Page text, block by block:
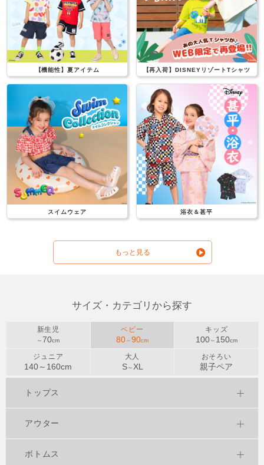
【機能性】夏アイテム 【再入荷】DISNEYリゾートTシャツ
スイムウェア 浴衣＆甚平
もっと見る
サイズ・カテゴリから探す
新生児
～ 70cm
ベビー
80～90cm
キッズ
100～ 150cm
ジュニア
140～ 160cm
大人
S～ XL
おそろい
親子ペア
トップス
アウター
ボトムス